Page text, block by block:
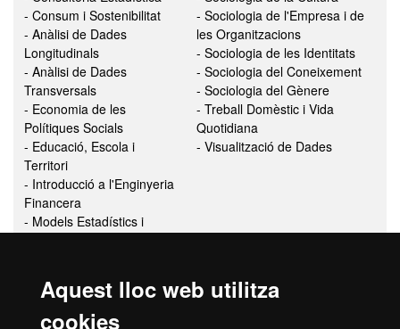
Aquest lloc web utilitza
cookies
- Consum i Sostenibilitat
- Anàlisi de Dades
Longitudinals
- Anàlisi de Dades
Transversals
- Economia de les
Polítiques Socials
- Educació, Escola i
Territori
- Introducció a l'Enginyeria
Financera
- Models Estadístics i
- Pràctiques Externes /12
- Pràctiques Professionals
- Sociologia de l'Empresa i de
les Organitzacions
- Sociologia de les Identitats
- Sociologia del Coneixement
- Sociologia del Gènere
- Treball Domèstic i Vida
Quotidiana
- Visualització de Dades